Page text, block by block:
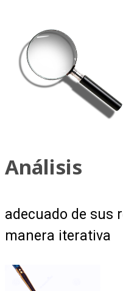
Análisis
adecuado de sus
manera iterativa